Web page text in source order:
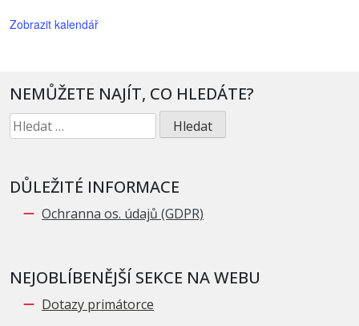
Zobrazit kalendář
NEMŮŽETE NAJÍT, CO HLEDÁTE?
Vyhledávání
DŮLEŽITÉ INFORMACE
Ochranna os. údajů (GDPR)
NEJOBLÍBENĚJŠÍ SEKCE NA WEBU
Dotazy primátorce